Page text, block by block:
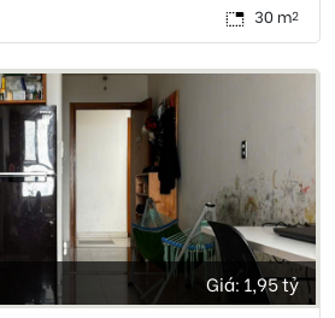
30 m2
Giá: 1,95 tỷ